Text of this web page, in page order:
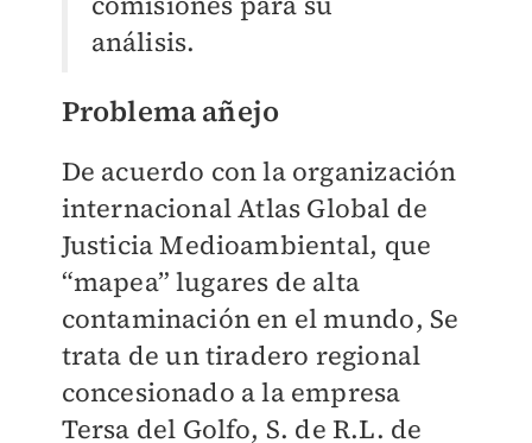
análisis.
Problema añejo
De acuerdo con la organización
internacional Atlas Global de
Justicia Medioambiental, que
“mapea” lugares de alta
contaminación en el mundo, Se
trata de un tiradero regional
concesionado a la empresa
Tersa del Golfo, S. de R.L. de